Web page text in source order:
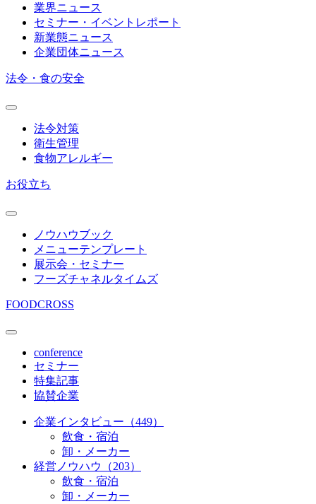
業界ニュース
セミナー・イベントレポート
新業態ニュース
企業団体ニュース
法令・食の安全
法令対策
衛生管理
食物アレルギー
お役立ち
ノウハウブック
メニューテンプレート
展示会・セミナー
フーズチャネルタイムズ
FOODCROSS
conference
セミナー
特集記事
協賛企業
企業インタビュー（449）
飲食・宿泊
卸・メーカー
経営ノウハウ（203）
飲食・宿泊
卸・メーカー